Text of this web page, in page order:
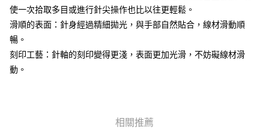
1.分期款項不併入電信帳單，「大哥付你分期」於每月結算日後寄送繳費提
醒簡訊。
2.透過簡訊連結打開帳單後，可選擇「超商條碼／台灣大直營門市／銀行轉
帳／街口支付／iPASS MONEY」等通路繳費。
【注意事項】
1.本服務係由「台灣大哥大股份有限公司」（以下簡稱本公司）所提供，讓
由本公司與您本人進行分期帳單所需資料之確認、核對及更正。
【「AFTEE先享後付」結帳流程】
１．於結帳方式選擇「AFTEE先享後付」後，將跳轉至「AFTEE先享後付」
結帳頁面，進行簡訊認證並確認金額後，即可完成結帳。
２．訂單成立數日內，您將收到繳費通知簡訊。
３．收到繳費通知簡訊後14天內，點擊此簡訊中的連結，可透過四大超商／
ATM／網路銀行／等多元方式進行付款，方視為交易完成。
※ 請注意：結帳手續完成當下不需立刻繳費，但若您需要取消訂單，請聯絡
是否繳費成功／繳費後需取消欲退款等相關疑問，請聯繫「AFTEE先享後付
https://netprotections.freshdesk.com/support/home
每筆NT$65，滿NT$1,500(含以上)免運費
7-11取貨付款
每筆NT$65，滿NT$1,500(含以上)免運費
宅配
使一次拾取多目或進行針尖操作也比以往更輕鬆。
滑順的表面：針身經過精細拋光，與手部自然貼合，線材滑動順
暢。
刻印工藝：針軸的刻印變得更淺，表面更加光滑，不妨礙線材滑
動。
相關推薦